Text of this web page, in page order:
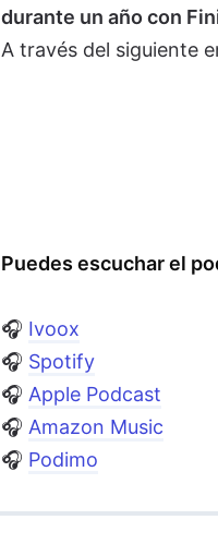
durante un año con
A través del siguiente
Puedes escuchar el
🎧 Ivoox
🎧 Spotify
🎧 Apple Podcast
🎧 Amazon Music
🎧 Podimo